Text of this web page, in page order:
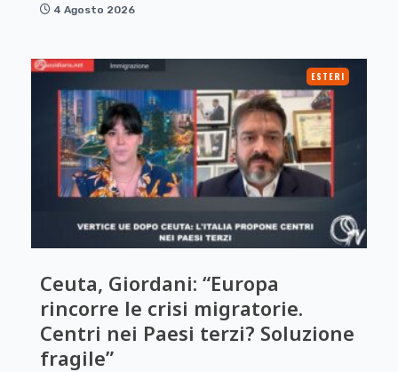
4 Agosto 2026
ESTERI
Ceuta, Giordani: “Europa
rincorre le crisi migratorie.
Centri nei Paesi terzi? Soluzione
fragile”